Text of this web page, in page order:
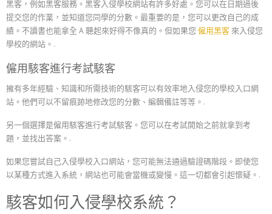
黑客，例如黑客服務。黑客入侵學校網站有許多好處。您可以在日期過後
提交您的作業，並知道您同學的分數。最重要的是，您可以更改自己的成
績。不讀書也能拿全 A 聽起來好得不像真的。但如果您 僱用黑客 來入侵您
學校的網站。.
僱用駭客進行考試駭客
擁有多年經驗、知識和所需技術的駭客可以有效率地入侵您的學校入口網
站。他們可以不留痕跡地修改您的分數、編輯備註等等。.
另一個選擇是僱用駭客進行考試駭客。您可以在考試開始之前就拿到考
題，並找出答案。.
如果您嘗試自己入侵學校入口網站，您可能無法通過驗證碼階段。即使您
以某種方式進入系統，網站也可能會當機或變慢。這一切都會引起懷疑。.
駭客如何入侵學校系統？